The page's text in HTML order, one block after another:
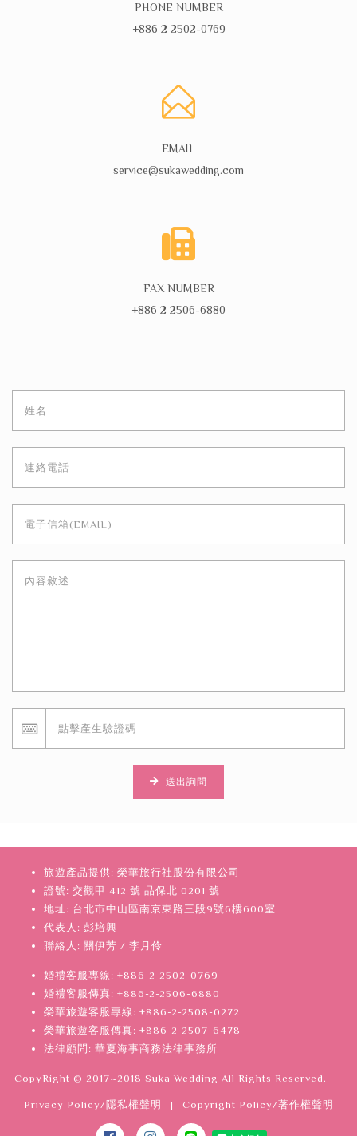
PHONE NUMBER
+886 2 2502-0769
EMAIL
service@sukawedding.com
FAX NUMBER
+886 2 2506-6880
送出詢問
旅遊產品提供: 榮華旅行社股份有限公司
證號: 交觀甲 412 號 品保北 0201 號
地址: 台北市中山區南京東路三段9號6樓600室
代表人: 彭培興
聯絡人: 關伊芳 / 李月伶
婚禮客服專線: +886-2-2502-0769
婚禮客服傳真: +886-2-2506-6880
榮華旅遊客服專線: +886-2-2508-0272
榮華旅遊客服傳真: +886-2-2507-6478
法律顧問: 華夏海事商務法律事務所
CopyRight © 2017~2018 Suka Wedding All Rights Reserved.
Privacy Policy/隱私權聲明 | Copyright Policy/著作權聲明